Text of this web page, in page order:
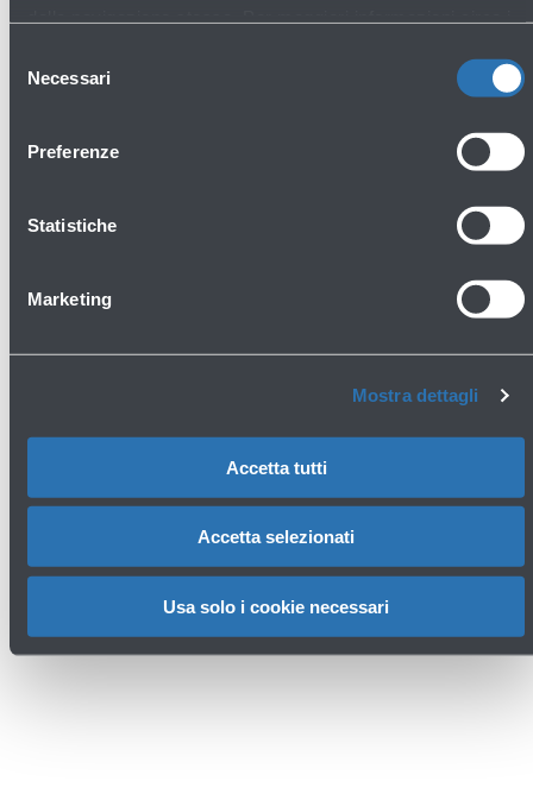
La preghiamo di consultare l'
delNecessari
Preferenze
Statistiche
Marketing
Mostra dettagli
Accetta tutti
Accetta selezionati
Usa solo i cookie necessari
Leggi di più
Avanti
Ufficio stampa
Telefono: 051 6479961
Email:ufficiostampa@bologna-airport.it